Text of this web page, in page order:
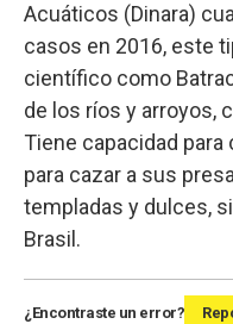
Acuáticos (Dinara)
casos en 2016, este
científico como
de los ríos y arroyos,
Tiene capacidad
para cazar a sus
templadas y dulces,
Brasil.
¿Encontraste un error?